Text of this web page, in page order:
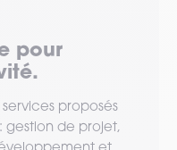
pour
proposés
gestion de projet,
et